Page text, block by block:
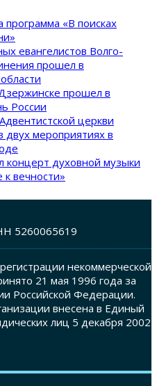
«В поисках
евангелистов Волго-
прошел в
прошел в
России
церкви
двух мероприятиях в
концерт духовной музыки
вечности»
5260065619
некоммерческой
21 мая 1996 года за
Российской Федерации.
внесена в Единый
лиц 5 декабря 2002